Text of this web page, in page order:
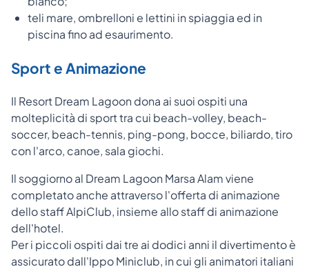
teli mare, ombrelloni e lettini in spiaggia ed in
piscina fino ad esaurimento.
Sport e Animazione
Il Resort Dream Lagoon dona ai suoi ospiti una
molteplicità di sport tra cui beach-volley, beach-
soccer, beach-tennis, ping-pong, bocce, biliardo, tiro
con l'arco, canoe, sala giochi.
Il soggiorno al Dream Lagoon Marsa Alam viene
completato anche attraverso l'offerta di animazione
dello staff AlpiClub, insieme allo staff di animazione
dell'hotel.
Per i piccoli ospiti dai tre ai dodici anni il divertimento è
assicurato dall'Ippo Miniclub, in cui gli animatori italiani